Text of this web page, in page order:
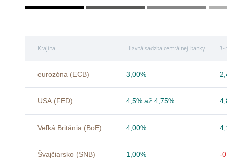
Krajina Hlavná sadzba centrálnej banky 3-
eurozóna (ECB) 3,00%
USA (FED) 4,5% až 4,75%
Veľká Británia (BoE) 4,00%
Švajčiarsko (SNB) 1,00% -